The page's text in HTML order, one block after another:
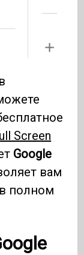
в
Screen
Google
вам
полном